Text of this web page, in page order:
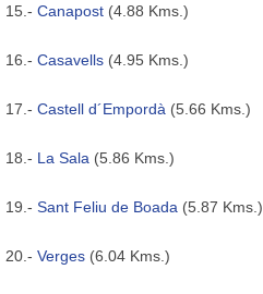
15.- Canapost (4.88 Kms.)
16.- Casavells (4.95 Kms.)
17.- Castell d´Empordà (5.66 Kms.)
18.- La Sala (5.86 Kms.)
19.- Sant Feliu de Boada (5.87 Kms.)
20.- Verges (6.04 Kms.)